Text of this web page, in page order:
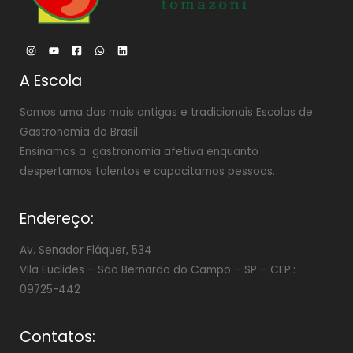
A Escola
Somos uma das mais antigas e tradicionais Escolas de
Gastronomia do Brasil.
Ensinamos a gastronomia afetiva enquanto
despertamos talentos e capacitamos pessoas.
Endereço:
Av. Senador Fláquer, 534
Vila Euclides – São Bernardo do Campo – SP – CEP.:
09725-442
Contatos: